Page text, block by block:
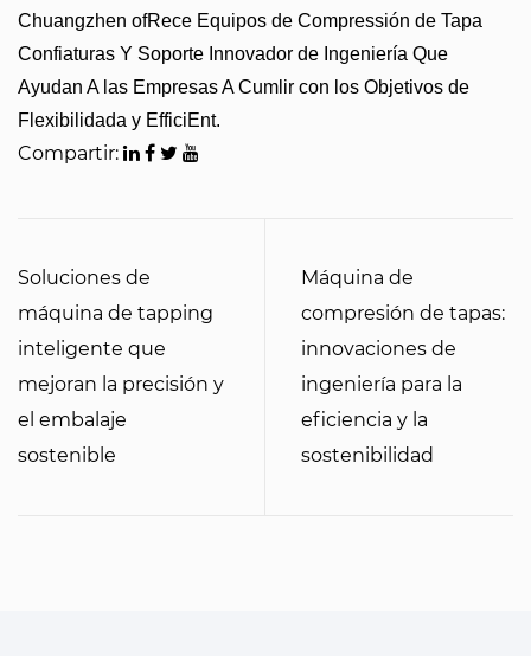
Chuangzhen ofRece Equipos de Compressión de Tapa
Confiaturas Y Soporte Innovador de Ingeniería Que
Ayudan A las Empresas A Cumlir con los Objetivos de
Flexibilidada y EfficiEnt.
Compartir:
Soluciones de
máquina de tapping
inteligente que
mejoran la precisión y
el embalaje
sostenible
Máquina de
compresión de tapas:
innovaciones de
ingeniería para la
eficiencia y la
sostenibilidad